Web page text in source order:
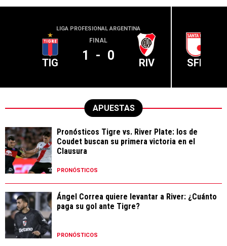
LIGA PROFESIONAL ARGENTINA
TIG
FINAL
1 - 0 RIV SFE
APUESTAS
Pronósticos Tigre vs. River Plate: los de
Coudet buscan su primera victoria en el
Clausura
PRONÓSTICOS
Ángel Correa quiere levantar a River: ¿Cuánto
paga su gol ante Tigre?
PRONÓSTICOS